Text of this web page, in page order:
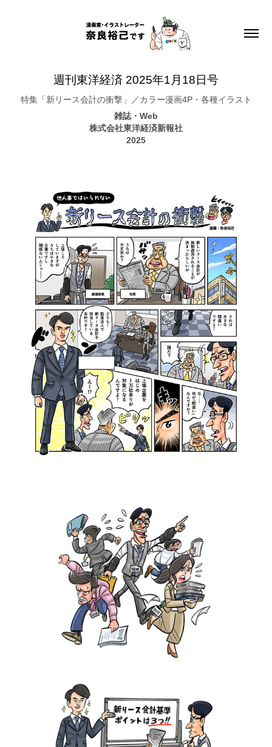
週刊東洋経済 2025年1月18日号
特集「新リース会計の衝撃」／カラー漫画4P・各種イラスト
雑誌・Web
株式会社東洋経済新報社
2025